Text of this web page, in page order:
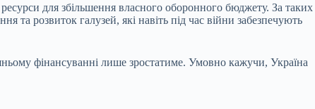
для збільшення власного оборонного бюджету. За таких
та розвиток галузей, які навіть під час війни забезпечують
фінансуванні лише зростатиме. Умовно кажучи, Україна